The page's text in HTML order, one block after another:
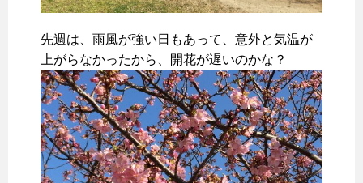
先週は、雨風が強い日もあって、意外と気温が
上がらなかったから、開花が遅いのかな？